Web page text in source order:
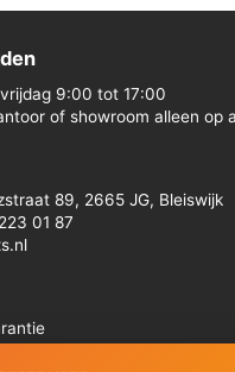
9:00 tot 17:00
of showroom alleen op
89, 2665 JG, Bleiswijk
01 87